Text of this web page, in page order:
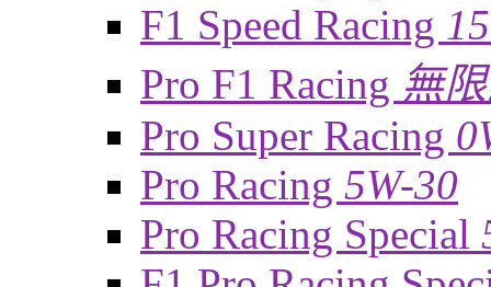
F1 Speed Racing
Pro F1 Racing 無
Pro Super Racing
Pro Racing 5W-30
Pro Racing Special